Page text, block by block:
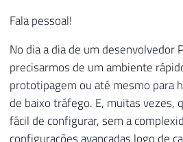
Fala pessoal!
No dia a dia de um desenvolvedor
precisarmos de um ambiente
prototipagem ou até mesmo para
de baixo tráfego. E, muitas vezes,
fácil de configurar, sem a